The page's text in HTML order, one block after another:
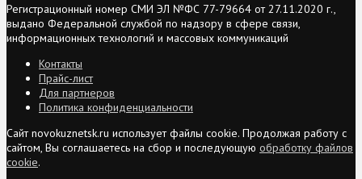
Регистрационный номер СМИ ЭЛ №ФС 77-79664 от 27.11.2020 г.,
выдано Федеральной службой по надзору в сфере связи,
информационных технологий и массовых коммуникаций
Контакты
Прайс-лист
Для партнеров
Политика конфиденциальности
Сайт novokuznetsk.ru использует файлы cookie. Продолжая работу с
сайтом, Вы соглашаетесь на сбор и последующую обработку файлов
cookie.